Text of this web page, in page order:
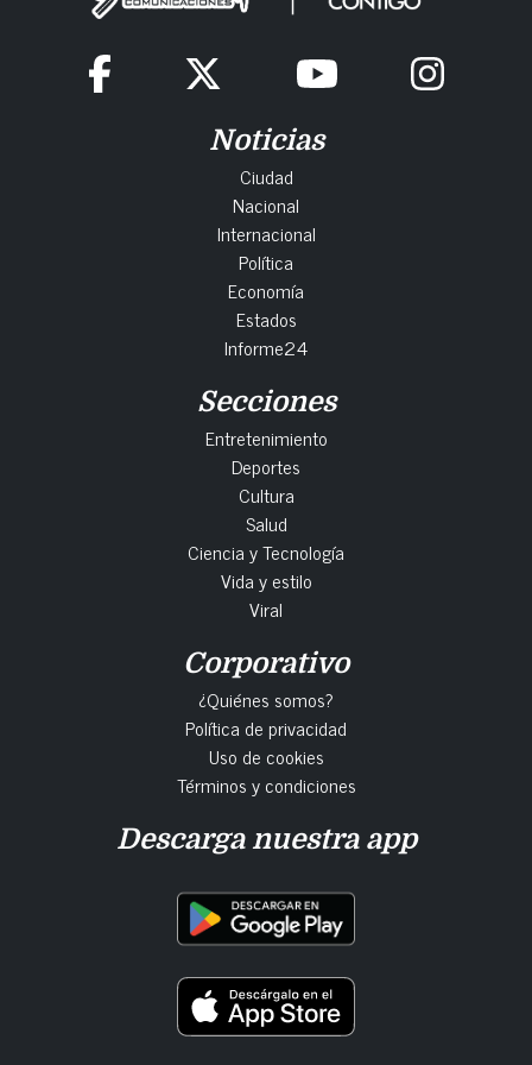
Noticias
Ciudad
Nacional
Internacional
Política
Economía
Estados
Informe24
Secciones
Entretenimiento
Deportes
Cultura
Salud
Ciencia y Tecnología
Vida y estilo
Viral
Corporativo
¿Quiénes somos?
Política de privacidad
Uso de cookies
Términos y condiciones
Descarga nuestra app